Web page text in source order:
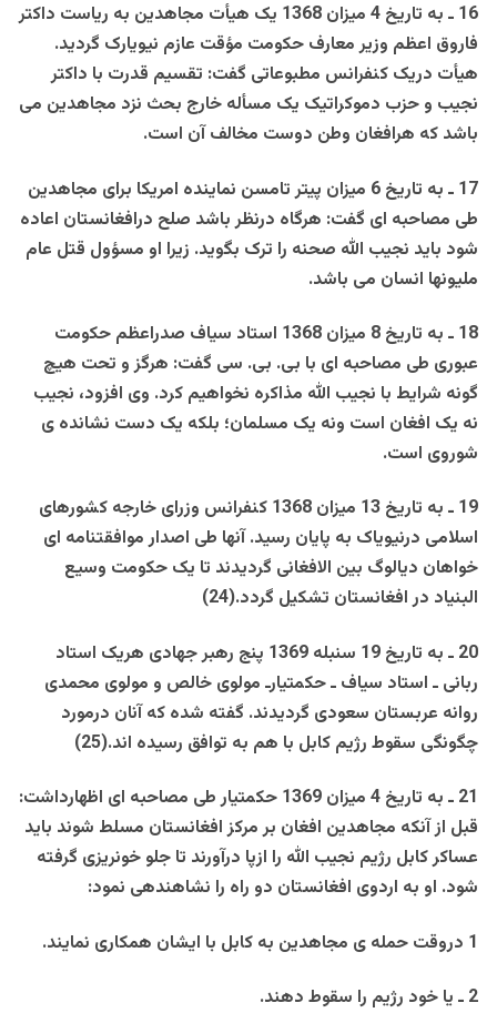
16 ـ به تاريخ 4 ميزان 1368 يک هيأت مجاهدين به رياست داکتر
فاروق اعظم وزير معارف حکومت مؤقت عازم نيويارک گرديد.
هيأت دريک کنفرانس مطبوعاتی گفت: تقسيم قدرت با داکتر
نجيب و حزب دموکراتيک يک مسأله خارج بحث نزد مجاهدين می
باشد که هرافغان وطن دوست مخالف آن است.
17 ـ به تاريخ 6 ميزان پيتر تامسن نماينده امريکا برای مجاهدين
طی مصاحبه ای گفت: هرگاه درنظر باشد صلح درافغانستان اعاده
شود بايد نجيب الله صحنه را ترک بگويد. زيرا او مسؤول قتل عام
مليونها انسان می باشد.
18
ـ به تاريخ 8 ميزان 1368 استاد سياف صدراعظم حکومت
عبوری طی مصاحبه ای با بی. بی. سی گفت: هرگز و تحت هيچ
گونه شرايط با نجيب الله مذاکره نخواهيم کرد. وی افزود، نجيب
نه يک افغان است ونه يک مسلمان؛ بلکه يک دست نشانده ی
شوروی است.
19 ـ به تاريخ 13 ميزان 1368 کنفرانس وزرای خارجه کشورهای
اسلامی درنيوياک به پايان رسيد. آنها طی اصدار موافقتنامه ای
خواهان ديالوگ بين الافغانی گرديدند تا يک حکومت وسيع
البنياد در افغانستان تشکيل گردد.(24)
20 ـ به تاريخ 19 سنبله 1369 پنج رهبر جهادی هريک استاد
ربانی ـ استاد سياف ـ حکمتيارـ مولوی خالص و مولوی محمدی
روانه عربستان سعودی گرديدند. گفته شده که آنان درمورد
چگونگی سقوط رژيم کابل با هم به توافق رسيده اند.(25)
21 ـ به تاريخ 4 ميزان 1369 حکمتيار طی مصاحبه ای اظهارداشت:
قبل از آنکه مجاهدين افغان بر مرکز افغانستان مسلط شوند بايد
عساکر کابل رژيم نجيب الله را ازپا درآورند تا جلو خونريزی گرفته
شود. او به اردوی افغانستان دو راه را نشاهندهی نمود:
1 دروقت حمله ی مجاهدين به کابل با ايشان همکاری نمايند.
2 ـ يا خود رژيم را سقوط دهند.